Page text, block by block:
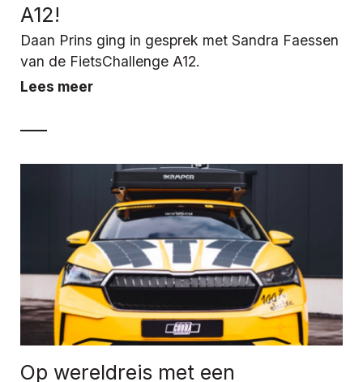
A12!
Daan Prins ging in gesprek met Sandra Faessen
van de FietsChallenge A12.
Lees meer
Op wereldreis met een